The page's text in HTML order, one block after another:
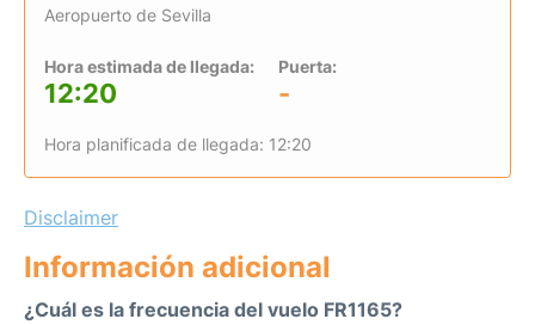
Aeropuerto de Sevilla
Hora estimada de llegada:
12:20
Puerta:
-
Hora planificada de llegada: 12:20
Disclaimer
Información adicional
¿Cuál es la frecuencia del vuelo FR1165?